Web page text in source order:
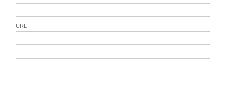
URL